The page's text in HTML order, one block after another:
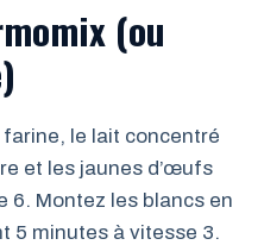
(ou
le lait concentré
et les jaunes d’œufs
6. Montez les blancs en
5 minutes à vitesse 3.